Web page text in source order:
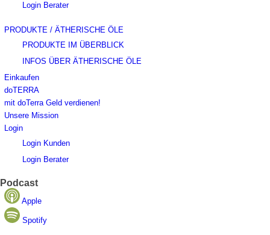
Login Berater
PRODUKTE / ÄTHERISCHE ÖLE
PRODUKTE IM ÜBERBLICK
INFOS ÜBER ÄTHERISCHE ÖLE
Einkaufen
doTERRA
mit doTerra Geld verdienen!
Unsere Mission
Login
Login Kunden
Login Berater
Podcast
Apple
Spotify